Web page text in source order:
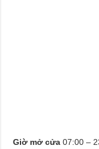
Giờ mở cửa 07:00 –